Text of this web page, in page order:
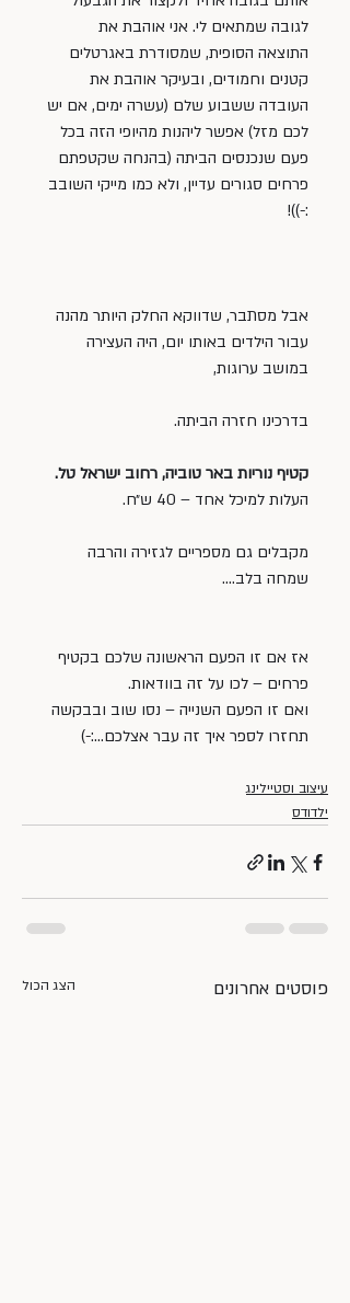
לגובה שמתאים לי. אני אוהבת את
התוצאה הסופית, שמסודרת באגרטלים
קטנים וחמודים, ובעיקר אוהבת את
העובדה ששבוע שלם (עשרה ימים, אם יש
לכם מזל) אפשר ליהנות מהיופי הזה בכל
פעם שנכנסים הביתה (בהנחה שקטפתם
פרחים סגורים עדיין, ולא כמו מייקי השובב
:-))!
אבל מסתבר, שדווקא החלק היותר מהנה
עבור הילדים באותו יום, היה העצירה
במושב ערוגות,
בדרכינו חזרה הביתה.
קטיף נוריות באר טוביה, רחוב ישראל טל.
העלות למיכל אחד – 40 ש״ח.
מקבלים גם מספריים לגזירה והרבה
שמחה בלב….
אז אם זו הפעם הראשונה שלכם בקטיף
פרחים – לכו על זה בוודאות.
ואם זו הפעם השנייה – נסו שוב ובבקשה
תחזרו לספר איך זה עבר אצלכם…:-)
עיצוב וסטיילינג
ילדודס
פוסטים אחרונים הצג הכול